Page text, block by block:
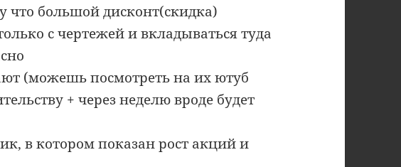
что большой дисконт(скидка)
с чертежей и вкладываться туда
(можешь посмотреть на их ютуб
+ через неделю вроде будет
в котором показан рост акций и